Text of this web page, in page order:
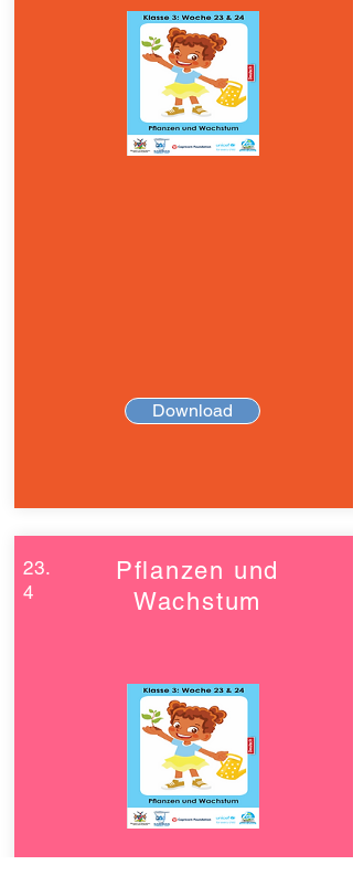
Download
23.
4
Pflanzen und
Wachstum